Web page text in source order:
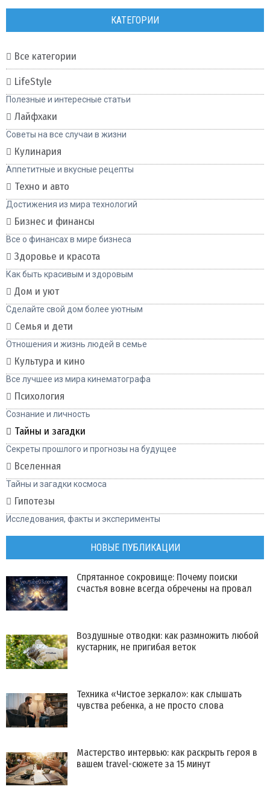
КАТЕГОРИИ
Все категории
LifeStyle
Полезные и интересные статьи
Лайфхаки
Советы на все случаи в жизни
Кулинария
Аппетитные и вкусные рецепты
Техно и авто
Достижения из мира технологий
Бизнес и финансы
Все о финансах в мире бизнеса
Здоровье и красота
Как быть красивым и здоровым
Дом и уют
Сделайте свой дом более уютным
Семья и дети
Отношения и жизнь людей в семье
Культура и кино
Все лучшее из мира кинематографа
Психология
Сознание и личность
Тайны и загадки
Секреты прошлого и прогнозы на будущее
Вселенная
Тайны и загадки космоса
Гипотезы
Исследования, факты и эксперименты
НОВЫЕ ПУБЛИКАЦИИ
Спрятанное сокровище: Почему поиски
счастья вовне всегда обречены на провал
Воздушные отводки: как размножить любой
кустарник, не пригибая веток
Техника «Чистое зеркало»: как слышать
чувства ребенка, а не просто слова
Мастерство интервью: как раскрыть героя в
вашем travel-сюжете за 15 минут